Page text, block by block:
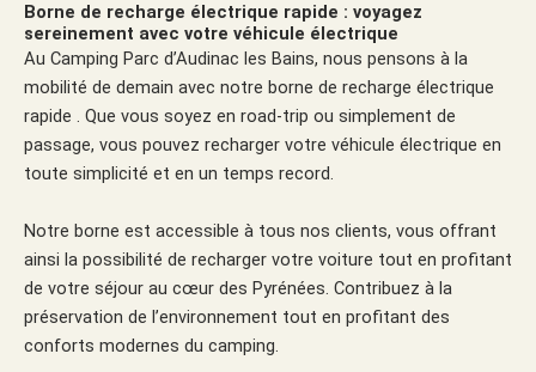
Borne de recharge électrique rapide : voyagez
sereinement avec votre véhicule électrique
Au Camping Parc d’Audinac les Bains, nous pensons à la
mobilité de demain avec notre borne de recharge électrique
rapide . Que vous soyez en road-trip ou simplement de
passage, vous pouvez recharger votre véhicule électrique en
toute simplicité et en un temps record.
Notre borne est accessible à tous nos clients, vous offrant
ainsi la possibilité de recharger votre voiture tout en profitant
de votre séjour au cœur des Pyrénées. Contribuez à la
préservation de l’environnement tout en profitant des
conforts modernes du camping.